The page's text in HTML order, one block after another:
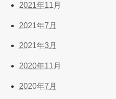
2021年11月
2021年7月
2021年3月
2020年11月
2020年7月